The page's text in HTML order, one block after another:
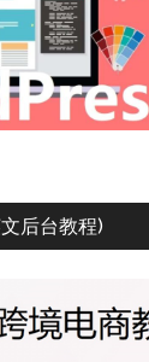
后台教程)